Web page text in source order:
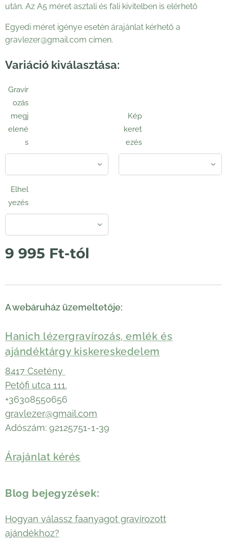
után. Az A5 méret asztali és fali kivitelben is elérhető
Egyedi méret igénye esetén árajánlat kérhető a
gravlezer@gmail.com címen.
Variáció kiválasztása:
Gravír
ozás
megj
elené
s
Kép
keret
ezés
Elhel
yezés
9 995 Ft-tól
A webáruház üzemeltetője:
Hanich lézergravírozás, emlék és
ajándéktárgy kiskereskedelem
8417 Csetény
Petőfi utca 111.
+36308550656
gravlezer@gmail.com
Adószám: 92125751-1-39
Árajánlat kérés
Blog bejegyzések:
Hogyan válassz faanyagot gravírozott
ajándékhoz?